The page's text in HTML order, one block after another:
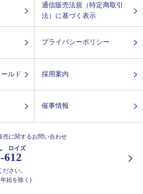
通信販売法規（特定商取引
法）に基づく表示
プライバシーポリシー
ルド 採用案内
催事情報
売に関するお問い合わせ
612
ロイズ
さい。
始を除く)